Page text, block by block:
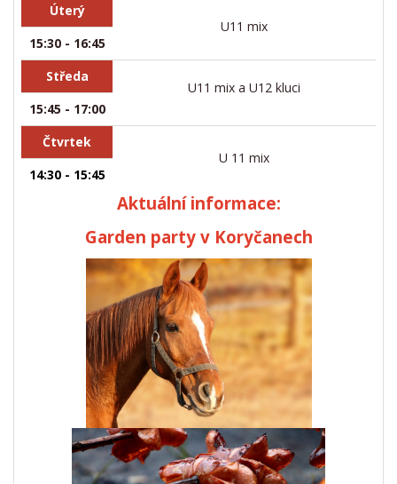
Úterý
U11 mix
15:30 - 16:45
Středa
U11 mix a U12 kluci
15:45 - 17:00
Čtvrtek
U 11 mix
14:30 - 15:45
Aktuální informace:
Garden party v Koryčanech